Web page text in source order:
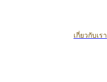
เกี่ยวกับเรา